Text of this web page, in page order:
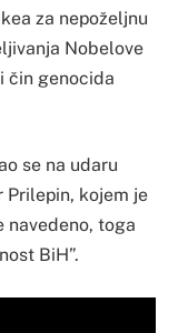
za nepoželjnu
Nobelove
čin genocida
se na udaru
Prilepin, kojem je
navedeno, toga
BiH”.